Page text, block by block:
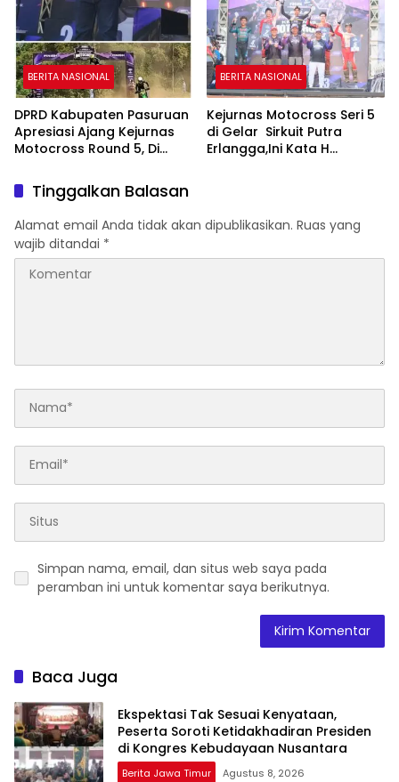
BERITA NASIONAL
DPRD Kabupaten Pasuruan
Apresiasi Ajang Kejurnas
Motocross Round 5, Di
Atlit Berprestasi.
BERITA NASIONAL
Kejurnas Motocross Seri 5
di Gelar Sirkuit Putra
Erlangga,Ini Kata H
Tinggalkan Balasan
Alamat email Anda tidak akan dipublikasikan. Ruas yang
wajib ditandai *
Simpan nama, email, dan situs web saya pada
peramban ini untuk komentar saya berikutnya.
Baca Juga
Ekspektasi Tak Sesuai Kenyataan,
Peserta Soroti Ketidakhadiran Presiden
di Kongres Kebudayaan Nusantara
Berita Jawa Timur Agustus 8, 2026